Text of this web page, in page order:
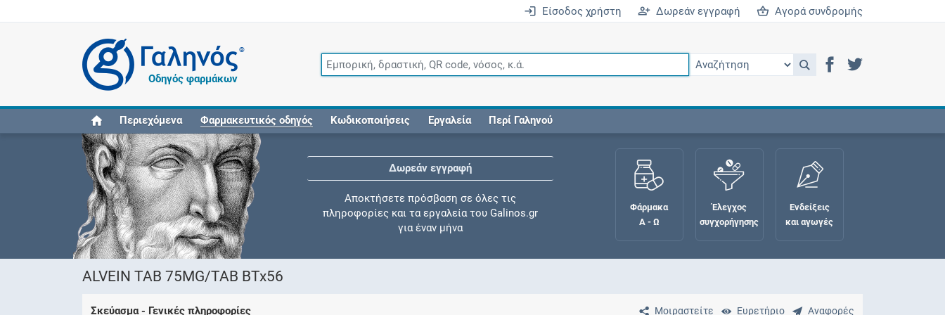
Είσοδος χρήστη Δωρεάν εγγραφή Αγορά συνδρομής
®
Οδηγός φαρμάκων
Περιεχόμενα Φαρμακευτικός οδηγός Κωδικοποιήσεις Εργαλεία Περί Γαληνού
Δωρεάν εγγραφή
Αποκτήσετε πρόσβαση σε όλες τις
πληροφορίες και τα εργαλεία του Galinos.gr
για έναν μήνα
Φάρμακα
Α - Ω
Έλεγχος
συγχορήγησης
Ενδείξεις
και αγωγές
ALVEIN TAB 75MG/TAB BTx56
Μοιραστείτε Ευρετήριο Αναφορές
Σκεύασμα - Γενικές πληροφορίες